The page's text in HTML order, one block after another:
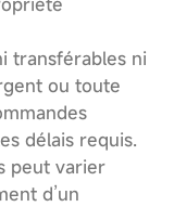
transférables ni
ou toute
délais requis.
peut varier
d’un